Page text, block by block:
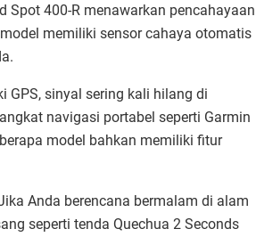
Spot 400-R menawarkan pencahayaan
memiliki sensor cahaya otomatis
GPS, sinyal sering kali hilang di
navigasi portabel seperti Garmin
model bahkan memiliki fitur
Anda berencana bermalam di alam
seperti tenda Quechua 2 Seconds